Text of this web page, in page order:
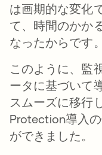
は画期的な変化
て、時間のかか
なったからです。
このように、監
ータに基づいて
スムーズに移行
Protection導入
ができました。